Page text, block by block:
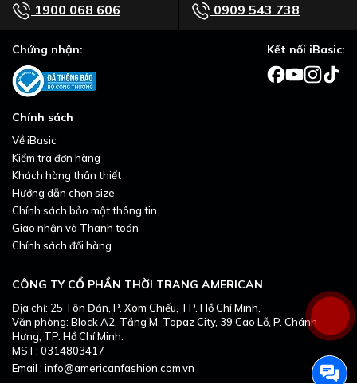
1900 068 606 0909 543 738
CÔNG TY CỔ PHẦN THỜI TRANG AMERICAN
Địa chỉ: 25 Tôn Đản, P. Xóm Chiếu, TP. Hồ Chí Minh.
Văn phòng: Block A2, Tầng M, Topaz City, 39 Cao Lỗ, P. Chánh
Hưng, TP. Hồ Chí Minh.
MST: 0314803417
Email : info@americanfashion.com.vn
Chính sách
Về iBasic
Kiểm tra đơn hàng
Khách hàng thân thiết
Hướng dẫn chọn size
Chính sách bảo mật thông tin
Giao nhận và Thanh toán
Chính sách đổi hàng
Chứng nhận: Kết nối iBasic: